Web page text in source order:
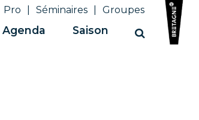
Pro Séminaires Groupes
Agenda Saison